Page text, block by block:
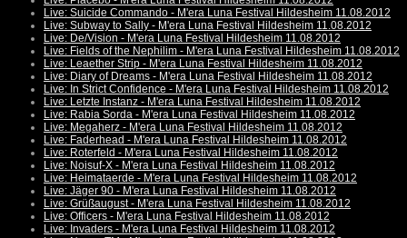
Live: Suicide Commando - M'era Luna Festival Hildesheim 11.08.2012
Live: Subway to Sally - M'era Luna Festival Hildesheim 11.08.2012
Live: De/Vision - M'era Luna Festival Hildesheim 11.08.2012
Live: Fields of the Nephilim - M'era Luna Festival Hildesheim 11.08.2012
Live: Leaether Strip - M'era Luna Festival Hildesheim 11.08.2012
Live: Diary of Dreams - M'era Luna Festival Hildesheim 11.08.2012
Live: In Strict Confidence - M'era Luna Festival Hildesheim 11.08.2012
Live: Letzte Instanz - M'era Luna Festival Hildesheim 11.08.2012
Live: Rabia Sorda - M'era Luna Festival Hildesheim 11.08.2012
Live: Megaherz - M'era Luna Festival Hildesheim 11.08.2012
Live: Faderhead - M'era Luna Festival Hildesheim 11.08.2012
Live: Roterfeld - M'era Luna Festival Hildesheim 11.08.2012
Live: Noisuf-X - M'era Luna Festival Hildesheim 11.08.2012
Live: Heimataerde - M'era Luna Festival Hildesheim 11.08.2012
Live: Jäger 90 - M'era Luna Festival Hildesheim 11.08.2012
Live: Grüßaugust - M'era Luna Festival Hildesheim 11.08.2012
Live: Officers - M'era Luna Festival Hildesheim 11.08.2012
Live: Invaders - M'era Luna Festival Hildesheim 11.08.2012